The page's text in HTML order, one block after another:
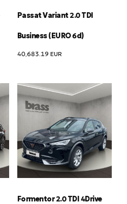
Passat Variant 2.0 TDI
Business (EURO 6d)
40,683.19 EUR
Formentor 2.0 TDI 4Drive